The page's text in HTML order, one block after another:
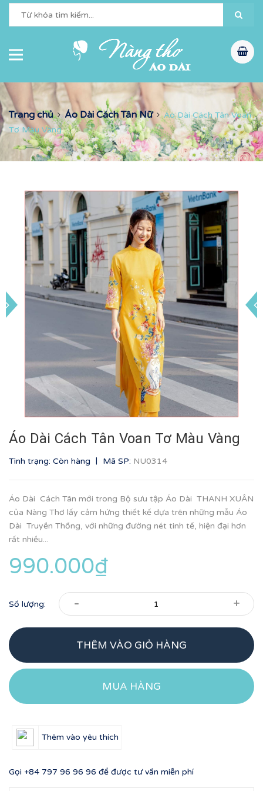
Trang chủ Áo Dài Cách Tân Nữ
Áo Dài Cách Tân Voan
Tơ Màu Vàng
Áo Dài Cách Tân Voan Tơ Màu Vàng
Tình trạng: Còn hàng | Mã SP: NU0314
Áo Dài Cách Tân mới trong Bộ sưu tập Áo Dài THANH XUÂN
của Nàng Thơ lấy cảm hứng thiết kế dựa trên những mẫu Áo
Dài Truyền Thống, với những đường nét tinh tế, hiện đại hơn
rất nhiều...
990.000₫
Số lượng: - +
THÊM VÀO GIỎ HÀNG
MUA HÀNG
Thêm vào yêu thích
Gọi +84 797 96 96 96 để được tư vấn miễn phí